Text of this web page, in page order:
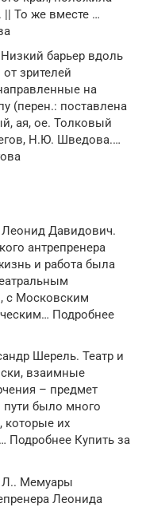
|| То же вместе …
барьер вдоль
зрителей
на
(перен.: поставлена
ая, ое. Толковый
Н.Ю. Шведова.…
Давидович.
антрепренера
и работа была
с Московским
Подробнее
Шерель. Театр и
взаимные
– предмет
было много
которые их
Подробнее Купить за
Л.. Мемуары
Леонида